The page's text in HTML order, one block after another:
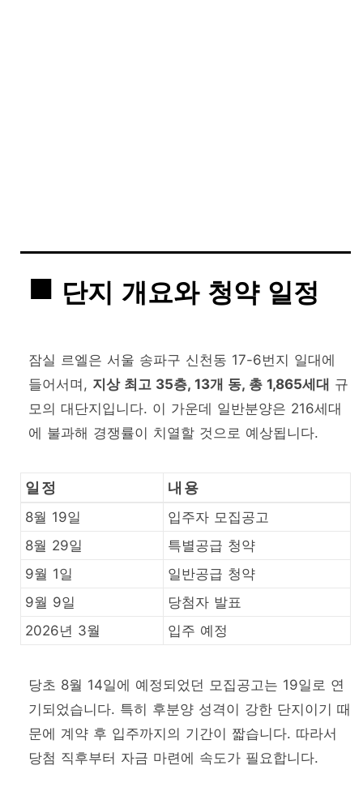
단지 개요와 청약 일정
잠실 르엘은 서울 송파구 신천동 17-6번지 일대에
들어서며, 지상 최고 35층, 13개 동, 총 1,865세대 규
모의 대단지입니다. 이 가운데 일반분양은 216세대
에 불과해 경쟁률이 치열할 것으로 예상됩니다.
일정 내용
8월 19일
입주자 모집공고
8월 29일
특별공급 청약
9월 1일
일반공급 청약
9월 9일
당첨자 발표
2026년 3월
입주 예정
당초 8월 14일에 예정되었던 모집공고는 19일로 연
기되었습니다. 특히 후분양 성격이 강한 단지이기 때
문에 계약 후 입주까지의 기간이 짧습니다. 따라서
당첨 직후부터 자금 마련에 속도가 필요합니다.